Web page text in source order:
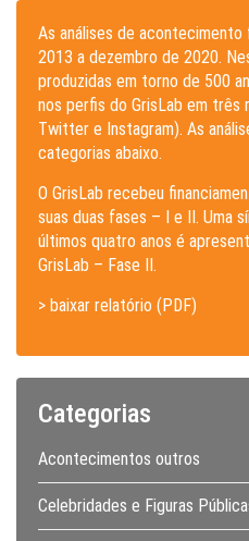
As análises de
2013 a dezembro de 2020.
produzidas em torno de 500
nos perfis do GrisLab em três
Twitter e Instagram). As
categorias abaixo.
O GrisLab recebeu
suas duas fases – I e II. Uma
últimos quatro anos é
GrisLab – Fase II.
> baixar relatório (PDF)
Categorias
Acontecimentos outros
Celebridades e Figuras